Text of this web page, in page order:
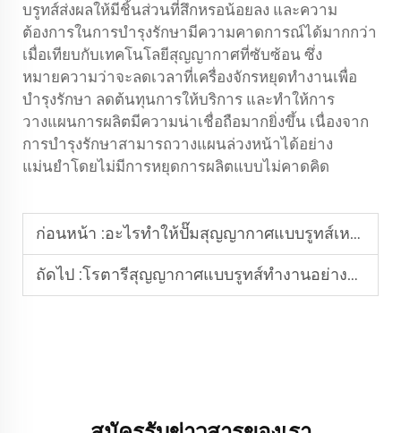
บรูทส์ส่งผลให้มีชิ้นส่วนที่สึกหรอน้อยลง และความ
ต้องการในการบำรุงรักษามีความคาดการณ์ได้มากกว่า
เมื่อเทียบกับเทคโนโลยีสุญญากาศที่ซับซ้อน ซึ่ง
หมายความว่าจะลดเวลาที่เครื่องจักรหยุดทำงานเพื่อ
บำรุงรักษา ลดต้นทุนการให้บริการ และทำให้การ
วางแผนการผลิตมีความน่าเชื่อถือมากยิ่งขึ้น เนื่องจาก
การบำรุงรักษาสามารถวางแผนล่วงหน้าได้อย่าง
แม่นยำโดยไม่มีการหยุดการผลิตแบบไม่คาดคิด
ก่อนหน้า :อะไรทำให้ปั๊มสุญญากาศแบบรูทส์เหมาะสมสำหรับการใช้งานในอุตสาหกรรมโลหะวิทยา?
ถัดไป :โรตารีสุญญากาศแบบรูทส์ทำงานอย่างไรภายใต้ภาระงานที่เปลี่ยนแปลงอยู่ตลอดเวลา?